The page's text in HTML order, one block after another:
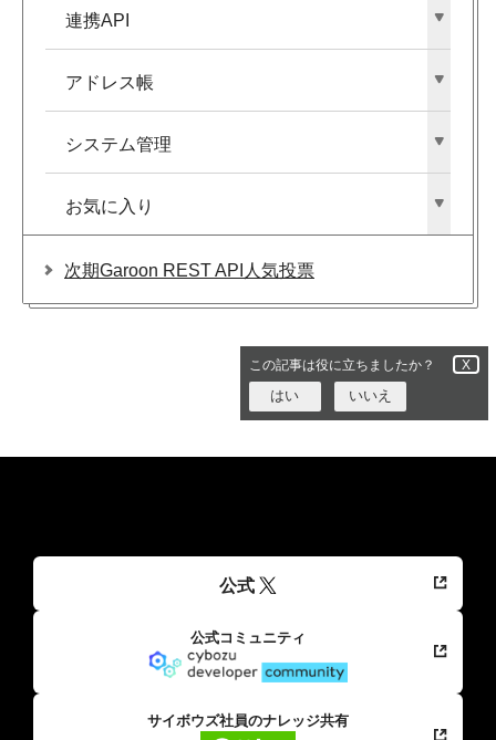
連携API
アドレス帳
システム管理
お気に入り
次期Garoon REST API人気投票
この記事は役に立ちましたか？ X
はい いいえ
公式
公式コミュニティ
サイボウズ社員のナレッジ共有